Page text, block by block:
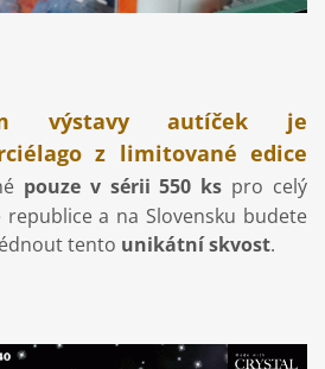
výstavy autíček je
z limitované edice
pouze v sérii 550 ks pro celý
a na Slovensku budete
tento unikátní skvost.